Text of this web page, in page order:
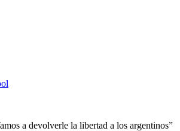
a devolverle la libertad a los argentinos”